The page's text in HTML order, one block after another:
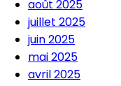
août 2025
juillet 2025
juin 2025
mai 2025
avril 2025